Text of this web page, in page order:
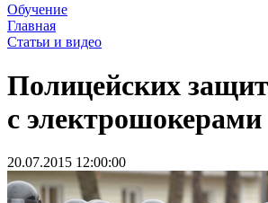
Обучение
Главная
Статьи и видео
Полицейских
с электрошокерами
20.07.2015 12:00:00